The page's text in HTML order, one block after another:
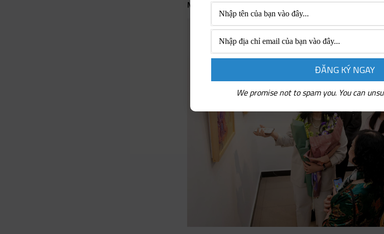
Mai, một học sinh có tác phẩm tham gia triển lãm
We promise not to spam you. You can